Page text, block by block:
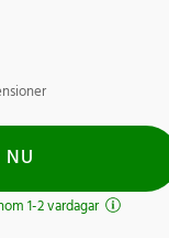
NU
1-2 vardagar